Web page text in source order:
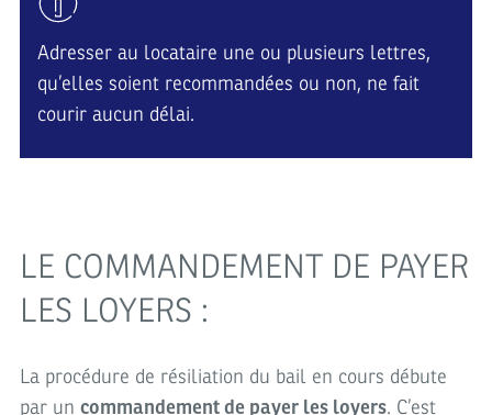
Adresser au locataire une ou plusieurs lettres,
qu’elles soient recommandées ou non, ne fait
courir aucun délai.
LE COMMANDEMENT DE PAYER
LES LOYERS :
La procédure de résiliation du bail en cours débute
par un commandement de payer les loyers. C’est